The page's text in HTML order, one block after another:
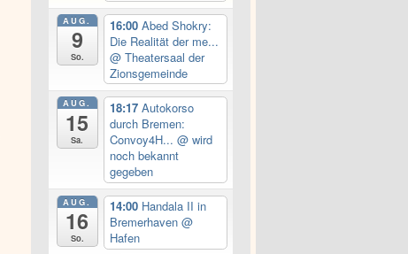
AUG.
9
So.
16:00 Abed Shokry:
Die Realität der me...
@ Theatersaal der
Zionsgemeinde
AUG.
15
Sa.
18:17 Autokorso
durch Bremen:
Convoy4H... @ wird
noch bekannt
gegeben
AUG.
16
So.
14:00 Handala II in
Bremerhaven @
Hafen